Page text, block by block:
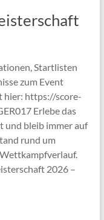
Startlisten
zum Event
hier: https://score-
Erlebe das
und bleib immer auf
rund um
2026 –